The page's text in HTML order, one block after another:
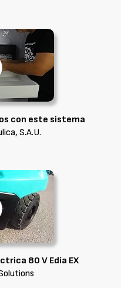
con este sistema
S.A.U.
80 V Edía EX